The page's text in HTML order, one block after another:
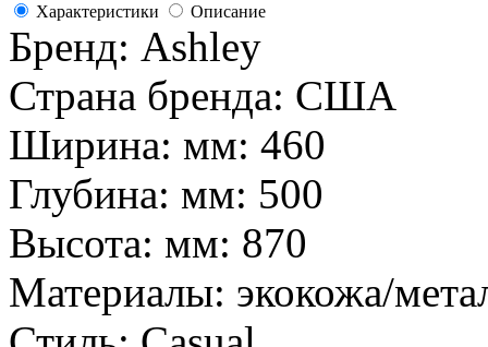
Характеристики Описание
Бренд: Ashley
Страна бренда: США
Ширина: мм: 460
Глубина: мм: 500
Высота: мм: 870
Материалы: экокожа/